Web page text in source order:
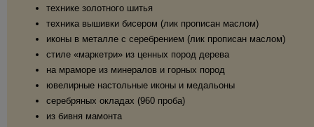
технике золотного шитья
техника вышивки бисером (лик прописан маслом)
иконы в металле с серебрением (лик прописан маслом)
стиле «маркетри» из ценных пород дерева
на мраморе из минералов и горных пород
ювелирные настольные иконы и медальоны
серебряных окладах (960 проба)
из бивня мамонта